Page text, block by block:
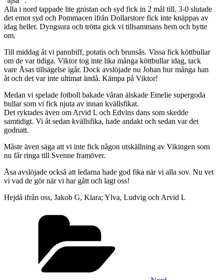
Alla i nord tappade lite gnistan och syd fick in 2 mål till. 3-0 slutade
det emot syd och Pommacen ifrån Dollarstore fick inte knäppas av
idag heller. Dyngsura och trötta gick vi tillsammans hem och bytte
om.
Till middag åt vi pannbiff, potatis och brunsås. Vissa fick köttbullar
om de var tidiga. Viktor tog inte lika många köttbullar idag, tack
vare Åsas tillsägelse igår. Dock avslöjade nu Johan hur många han
åt och det var inte ultimat ändå. Kämpa på Viktor!
Medan vi spelade fotboll bakade våran älskade Emelie supergoda
bullar som vi fick njuta av innan kvällsfikat.
Det ryktades även om Arvid L och Edvins dans som skedde
samtidigt. Vi åt sedan kvällsfika, hade andakt och sedan var det
godnatt.
Måste även säga att vi inte fick någon utskällning av Vikingen som
nu får ringa till Svenne framöver.
Åsa avslöjade också att ledarna hade god fika när vi alla sov. Nu vet
vi vad de gör när vi har gått och lagt oss!
Hejdå ifrån oss, Jakob G, Klara; Ylva, Ludvig och Arvid L